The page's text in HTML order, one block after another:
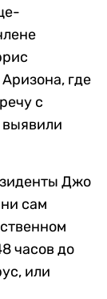
где
с
Джо
сам
часов до
или